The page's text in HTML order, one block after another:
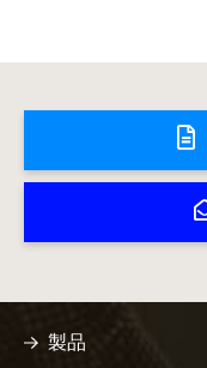
製品